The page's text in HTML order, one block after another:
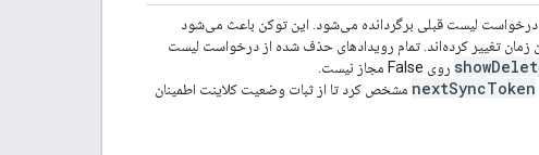
لیست قبلی برگردانده می‌شود. این توکن باعث می‌شود
تغییر کرده‌اند. تمام رویدادهای حذف شده از درخواست لیست
show روی False مجاز نیست.
nextSyncToken
مشخص کرد تا از ثبات وضعیت کلاینت اطمینان